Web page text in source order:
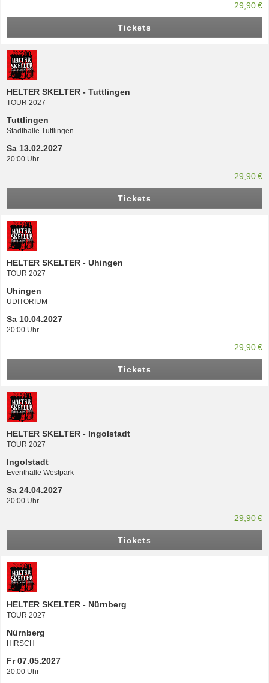
29,90 €
Tickets
HELTER SKELTER - Tuttlingen
TOUR 2027
Tuttlingen
Stadthalle Tuttlingen
Sa 13.02.2027
20:00 Uhr
29,90 €
Tickets
HELTER SKELTER - Uhingen
TOUR 2027
Uhingen
UDITORIUM
Sa 10.04.2027
20:00 Uhr
29,90 €
Tickets
HELTER SKELTER - Ingolstadt
TOUR 2027
Ingolstadt
Eventhalle Westpark
Sa 24.04.2027
20:00 Uhr
29,90 €
Tickets
HELTER SKELTER - Nürnberg
TOUR 2027
Nürnberg
HIRSCH
Fr 07.05.2027
20:00 Uhr